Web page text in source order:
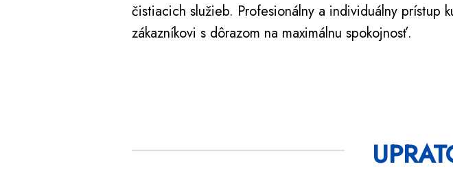
čistiacich služieb. Profesionálny a individuálny prístup
zákazníkovi s dôrazom na maximálnu spokojnosť.